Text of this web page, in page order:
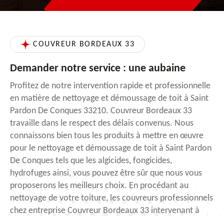
COUVREUR BORDEAUX 33
Demander notre service : une aubaine
Profitez de notre intervention rapide et professionnelle
en matière de nettoyage et démoussage de toit à Saint
Pardon De Conques 33210. Couvreur Bordeaux 33
travaille dans le respect des délais convenus. Nous
connaissons bien tous les produits à mettre en œuvre
pour le nettoyage et démoussage de toit à Saint Pardon
De Conques tels que les algicides, fongicides,
hydrofuges ainsi, vous pouvez être sûr que nous vous
proposerons les meilleurs choix. En procédant au
nettoyage de votre toiture, les couvreurs professionnels
chez entreprise Couvreur Bordeaux 33 intervenant à